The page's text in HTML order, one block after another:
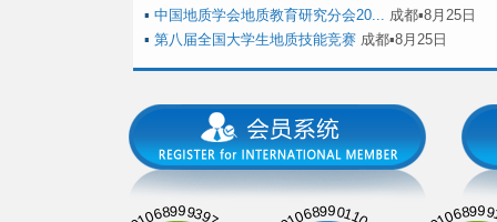
▪ 中国地质学会地质教育研究分会20... 成都▪8月25日
▪ 第八届全国大学生地质技能竞赛 成都▪8月25日